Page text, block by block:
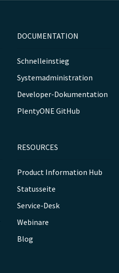
DOCUMENTATION
Schnelleinstieg
Systemadministration
Developer-Dokumentation
PlentyONE GitHub
RESOURCES
Product Information Hub
Statusseite
Service-Desk
Webinare
Blog